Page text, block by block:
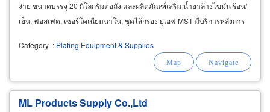
ง่าย ขนาดบรรจุ 20 กิโลกรัมต่อถัง และผลิตภัณฑ์เสริม น้ำยาล้างไขมัน ร้อน/
เย็น, ฟอสเฟต, เซอร์โคเนียมนาโน, ชุดไส้กรอง ยูเอฟ MST มีบริการหลังการ
Category : Plating Equipment & Supplies
ML Products Supply Co.,Ltd